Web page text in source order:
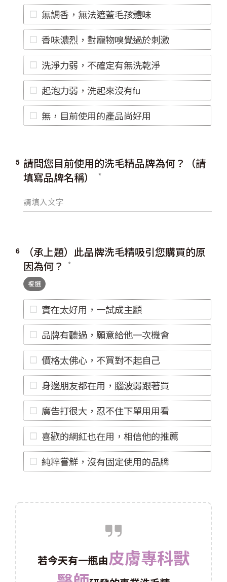
無調香，無法遮蓋毛孩體味
香味濃烈，對寵物嗅覺過於刺激
洗淨力弱，不確定有無洗乾淨
起泡力弱，洗起來沒有fu
無，目前使用的產品尚好用
5 請問您目前使用的洗毛精品牌為何？（請
填寫品牌名稱）
6
（承上題）此品牌洗毛精吸引您購買的原
因為何？
複選
實在太好用，一試成主顧
品牌有聽過，願意給他一次機會
價格太佛心，不買對不起自己
身邊朋友都在用，腦波弱跟著買
廣告打很大，忍不住下單用用看
喜歡的網紅也在用，相信他的推薦
純粹嘗鮮，沒有固定使用的品牌
若今天有一瓶由皮膚專科獸